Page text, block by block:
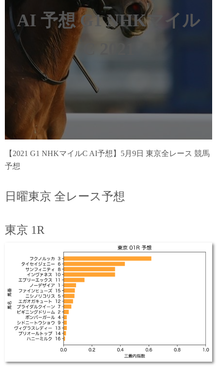
AI 予想G1 NHKマイル
【2021 G1 NHKマイルC AI予想】5月9日 東京全レース 競馬
予想
日曜東京 全レース予想
東京 1R